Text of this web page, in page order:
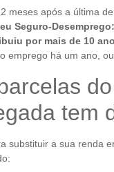
meses após a última
Seguro-Desemprego:
por mais de 10
emprego há um ano,
tem
substituir a sua renda